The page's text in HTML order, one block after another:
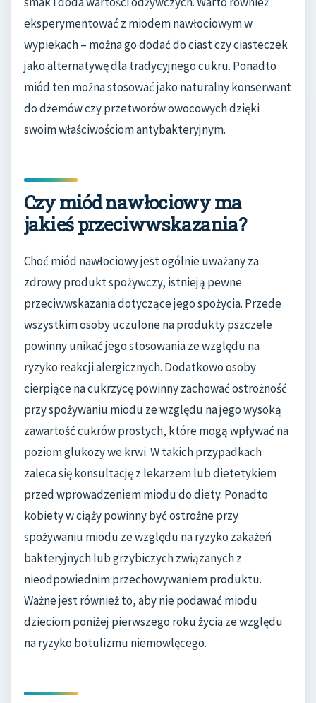
eksperymentować z miodem nawłociowym w
wypiekach – można go dodać do ciast czy ciasteczek
jako alternatywę dla tradycyjnego cukru. Ponadto
miód ten można stosować jako naturalny konserwant
do dżemów czy przetworów owocowych dzięki
swoim właściwościom antybakteryjnym.
Czy miód nawłociowy ma
jakieś przeciwwskazania?
Choć miód nawłociowy jest ogólnie uważany za
zdrowy produkt spożywczy, istnieją pewne
przeciwwskazania dotyczące jego spożycia. Przede
wszystkim osoby uczulone na produkty pszczele
powinny unikać jego stosowania ze względu na
ryzyko reakcji alergicznych. Dodatkowo osoby
cierpiące na cukrzycę powinny zachować ostrożność
przy spożywaniu miodu ze względu na jego wysoką
zawartość cukrów prostych, które mogą wpływać na
poziom glukozy we krwi. W takich przypadkach
zaleca się konsultację z lekarzem lub dietetykiem
przed wprowadzeniem miodu do diety. Ponadto
kobiety w ciąży powinny być ostrożne przy
spożywaniu miodu ze względu na ryzyko zakażeń
bakteryjnych lub grzybiczych związanych z
nieodpowiednim przechowywaniem produktu.
Ważne jest również to, aby nie podawać miodu
dzieciom poniżej pierwszego roku życia ze względu
na ryzyko botulizmu niemowlęcego.